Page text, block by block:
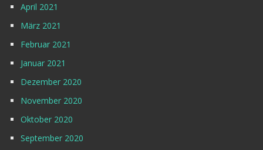
April 2021
März 2021
Februar 2021
Januar 2021
Dezember 2020
November 2020
Oktober 2020
September 2020